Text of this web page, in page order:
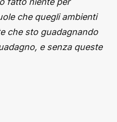
che quegli ambienti
che sto guadagnando
e senza queste